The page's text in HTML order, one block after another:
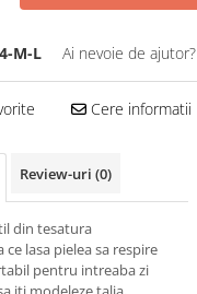
M-L Ai nevoie de ajutor?
Cere informatii
Review-uri (0)
din tesatura
lasa pielea sa respire
pentru intreaba zi